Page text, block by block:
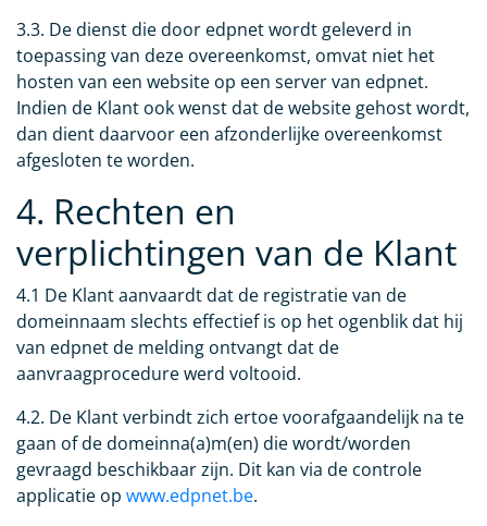
3.3. De dienst die door edpnet wordt geleverd in
toepassing van deze overeenkomst, omvat niet het
hosten van een website op een server van edpnet.
Indien de Klant ook wenst dat de website gehost wordt,
dan dient daarvoor een afzonderlijke overeenkomst
afgesloten te worden.
4. Rechten en
verplichtingen van de Klant
4.1 De Klant aanvaardt dat de registratie van de
domeinnaam slechts effectief is op het ogenblik dat hij
van edpnet de melding ontvangt dat de
aanvraagprocedure werd voltooid.
4.2. De Klant verbindt zich ertoe voorafgaandelijk na te
gaan of de domeinna(a)m(en) die wordt/worden
gevraagd beschikbaar zijn. Dit kan via de controle
applicatie op www.edpnet.be.